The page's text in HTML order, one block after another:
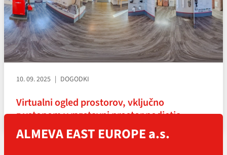
10. 09. 2025 DOGODKI
Virtualni ogled prostorov, vključno
z vstopom v razstavni prostor podjetja
ALMEVA EAST EUROPE a.s.